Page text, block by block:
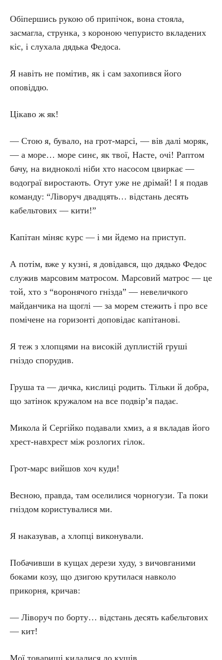
Обіпершись рукою об припічок, вона стояла,
засмагла, струнка, з короною чепуристо вкладених
кіс, і слухала дядька Федоса.
Я навіть не помітив, як і сам захопився його
оповіддю.
Цікаво ж як!
— Стою я, бувало, на грот-марсі, — вів далі моряк,
— а море… море синє, як твої, Насте, очі! Раптом
бачу, на видноколі ніби хто насосом цвиркає —
водограї виростають. Отут уже не дрімай! І я подав
команду: “Ліворуч двадцять… відстань десять
кабельтових — кити!”
Капітан міняє курс — і ми йдемо на приступ.
А потім, вже у кузні, я довідався, що дядько Федос
служив марсовим матросом. Марсовий матрос — це
той, хто з “воронячого гнізда” — невеличкого
майданчика на щоглі — за морем стежить і про все
помічене на горизонті доповідає капітанові.
Я теж з хлопцями на високій дуплистій груші
гніздо спорудив.
Груша та — дичка, кислиці родить. Тільки й добра,
що затінок кружалом на все подвір’я падає.
Микола й Сергійко подавали хмиз, а я вкладав його
хрест-навхрест між розлогих гілок.
Грот-марс вийшов хоч куди!
Весною, правда, там оселилися чорногузи. Та поки
гніздом користувалися ми.
Я наказував, а хлопці виконували.
Побачивши в кущах дерези худу, з вичовганими
боками козу, що дзигою крутилася навколо
прикорня, кричав:
— Ліворуч по борту… відстань десять кабельтових
— кит!
Мої товариші кидалися до кущів.